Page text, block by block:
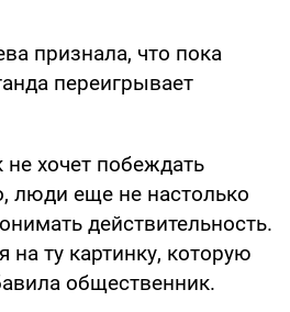
признала, что пока
переигрывает
хочет побеждать
люди еще не настолько
действительность.
на ту картинку, которую
общественник.